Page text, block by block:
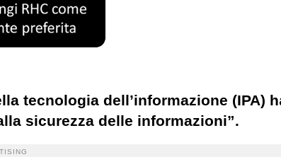
tecnologia dell’informazione (IPA) h
sicurezza delle informazioni”.